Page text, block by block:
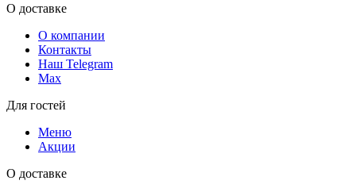
О доставке
О компании
Контакты
Наш Telegram
Мах
Для гостей
Меню
Акции
О доставке